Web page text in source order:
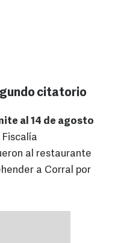
citatorio
al 14 de agosto
al restaurante
a Corral por